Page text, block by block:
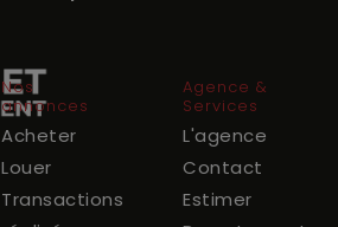
Nos
annonces
Acheter
Louer
Transactions
Agence &
Services
L'agence
Contact
Estimer